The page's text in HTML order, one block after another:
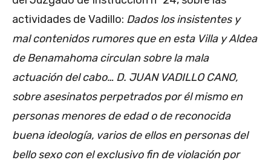
actividades de Vadillo: Dados los insistentes y
mal contenidos rumores que en esta Villa y Aldea
de Benamahoma circulan sobre la mala
actuación del cabo… D. JUAN VADILLO CANO,
sobre asesinatos perpetrados por él mismo en
personas menores de edad o de reconocida
buena ideología, varios de ellos en personas del
bello sexo con el exclusivo fin de violación por